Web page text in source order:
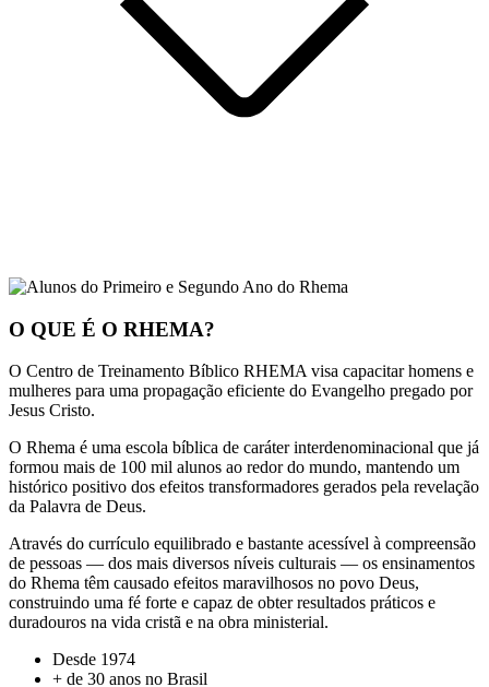
O QUE É O RHEMA?
O Centro de Treinamento Bíblico RHEMA visa capacitar homens e
mulheres para uma propagação eficiente do Evangelho pregado por
Jesus Cristo.
O Rhema é uma escola bíblica de caráter interdenominacional que já
formou mais de 100 mil alunos ao redor do mundo, mantendo um
histórico positivo dos efeitos transformadores gerados pela revelação
da Palavra de Deus.
Através do currículo equilibrado e bastante acessível à compreensão
de pessoas — dos mais diversos níveis culturais — os ensinamentos
do Rhema têm causado efeitos maravilhosos no povo Deus,
construindo uma fé forte e capaz de obter resultados práticos e
duradouros na vida cristã e na obra ministerial.
Desde 1974
+ de 30 anos no Brasil